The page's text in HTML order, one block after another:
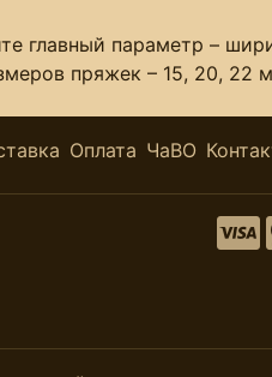
главный параметр –
пряжек – 15, 20, 22
Оплата ЧаВО